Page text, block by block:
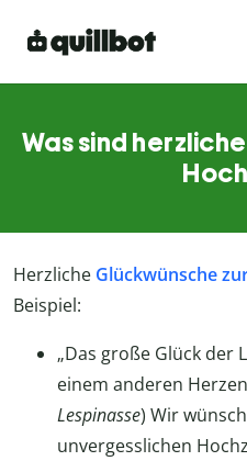
Was sind
Herzliche Glückwünsche
Beispiel:
„Das große Glück der
einem anderen
Lespinasse) Wir
unvergesslichen